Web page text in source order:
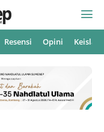
Resensi Opini